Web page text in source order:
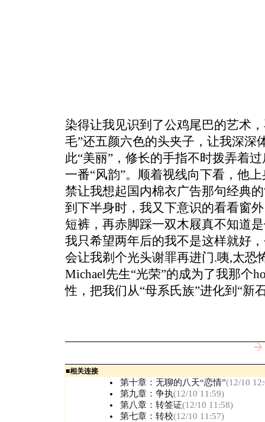
染得让我见识到了公鸡尾巴的艺术
毛”还五颜六色的头夹子，让我深深
此“美丽”，修长的手指不时拨弄着
一番“风韵”。顺着视线向下看，他
禁让我想起国内棉衣广告那句经典
到下半身时，我又下意识的看看窗
短裤，再赤脚踩一双木屐真不知道
我只希望两年后的我不是这样就好
会让我剃个光头谢罪再进门.咦,太
Michael先生“光荣”的成为了我那个
性，把我们从“母系氏族”进化到“新
■相关连接
第十章：无聊的八天“恋情”(12/10
第九章：争执(12/10 11:59)
第八章：转签证(12/10 11:58)
第七章：转校(12/10 11:57)